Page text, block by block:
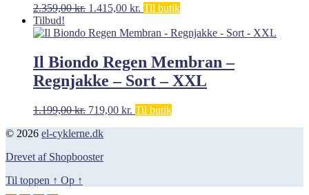
2.359,00kr. Den
pris
2.359,00 kr..
1.415,00 kr. Den
pris
1.415,00 kr..
Til butik
Tilbud!
Il Biondo Regen Membran –
Regnjakke – Sort – XXL
1.199,00kr. Den
pris
1.199,00 kr..
719,00 kr. Den
Til butik
© 2026 el-cyklerne.dk
Drevet af Shopbooster
Til toppen ↑ Op ↑